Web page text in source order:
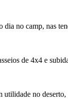
dia no camp, nas
de 4x4 e
utilidade no